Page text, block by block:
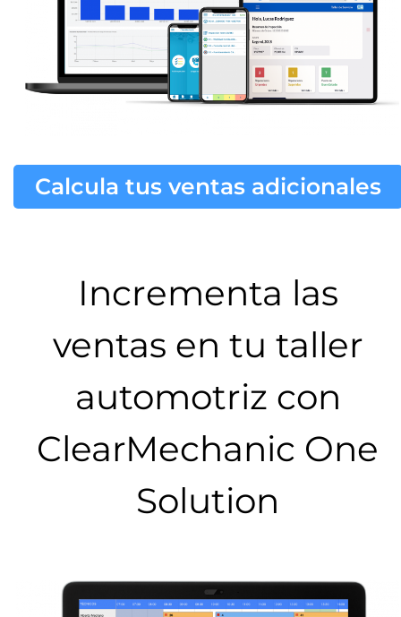
Calcula tus ventas adicionales
Incrementa las
ventas en tu taller
automotriz con
ClearMechanic One
Solution